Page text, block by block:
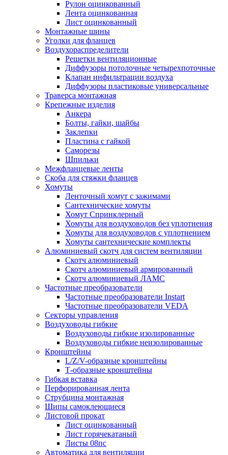
Рулон оцинкованный
Лента оцинкованная
Лист оцинкованный
Монтажные шины
Уголки для фланцев
Воздухораспределители
Решетки вентиляционные
Диффузоры потолочные четырехпоточные
Клапан инфильтрации воздуха
Диффузоры пластиковые универсальные
Траверса монтажная
Крепежные изделия
Анкера
Болты, гайки, шайбы
Заклепки
Пластина с гайкой
Саморезы
Шпильки
Межфланцевые ленты
Скоба для стяжки фланцев
Хомуты
Ленточный хомут с зажимами
Сантехнические хомуты
Хомут Спринклерный
Хомуты для воздуховодов без уплотнения
Хомуты для воздуховодов с уплотнением
Хомуты сантехнические комплекты
Алюминиевый скотч для систем вентиляции
Скотч алюминиевый
Скотч алюминиевый армированный
Скотч алюминиевый ЛАМС
Частотные преобразователи
Частотные преобразователи Instart
Частотные преобразователи VEDA
Секторы управления
Воздуховоды гибкие
Воздуховоды гибкие изолированные
Воздуховоды гибкие неизолированные
Кронштейны
L/Z/V-образные кронштейны
Т-образные кронштейны
Гибкая вставка
Перфорированная лента
Струбцина монтажная
Шипы самоклеющиеся
Листовой прокат
Лист оцинкованный
Лист горячекатаный
Листы 08пс
Автоматика для вентиляции